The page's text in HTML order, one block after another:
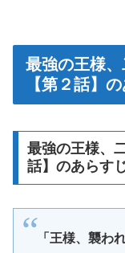
最強の王様
【第２話】
最強の王様、
話】のあらす
「王様、襲わ